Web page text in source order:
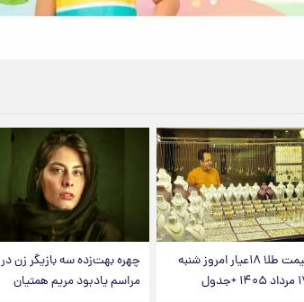
قیمت طلا ۱۸عیار امروز شنبه
+جدول
چهره بهت‌زده سه بازیگر زن در
مراسم یادبود مریم همتیان